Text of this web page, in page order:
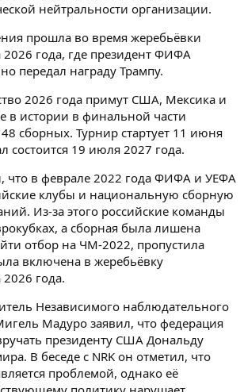
нейтральности организации.
прошла во время жеребьёвки
года, где президент ФИФА
передал награду Трампу.
2026 года примут США, Мексика и
в истории в финальной части
сборных. Турнир стартует 11 июня
состоится 19 июля 2027 года.
что в феврале 2022 года ФИФА и УЕФА
клубы и национальную сборную
Из-за этого российские команды
а сборная была лишена
отбор на ЧМ-2022, пропустила
включена в жеребьёвку
года.
Независимого наблюдательного
Мадуро заявил, что федерация
президенту США Дональду
В беседе с NRK он отметил, что
проблемой, однако её